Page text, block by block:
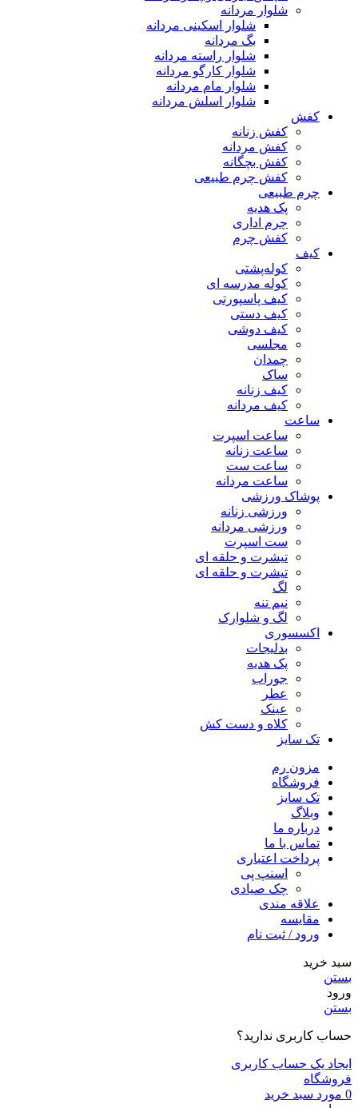
شلوار مردانه
شلوار اسکینی مردانه
بگ مردانه
شلوار راسته مردانه
شلوار کارگو مردانه
شلوار مام مردانه
شلوار اسلش مردانه
کفش
کفش زنانه
کفش مردانه
کفش بچگانه
کفش چرم طبیعی
چرم طبیعی
پک هدیه
چرم اداری
کفش چرم
کیف
کوله‌پشتی
کوله مدرسه ای
کیف پاسپورتی
کیف دستی
کیف دوشی
مجلسی
چمدان
ساک
کیف زنانه
کیف مردانه
ساعت
ساعت اسپرت
ساعت زنانه
ساعت ست
ساعت مردانه
پوشاک ورزشی
ورزشی زنانه
ورزشی مردانه
ست اسپرت
تیشرت و حلقه ای
تیشرت و حلقه ای
لگ
نیم تنه
لگ و شلوارک
اکسسوری
بدلیجات
پک هدیه
جوراب
عطر
عینک
کلاه و دست کش
تک سایز
مزون رم
فروشگاه
تک سایز
وبلاگ
درباره ما
تماس با ما
پرداخت اعتباری
اسنپ پی
چک صیادی
علاقه مندی
مقايسه
ورود / ثبت نام
سبد خرید
بستن
ورود
بستن
حساب کاربری ندارید؟
ایجاد یک حساب کاربری
فروشگاه
0 مورد سبد خرید